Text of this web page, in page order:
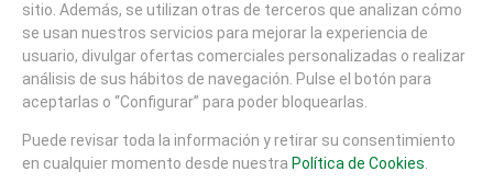
AREAS DE JUEGO
CONJUNTOS MODULARES (207)
CONJUNTOS 1 TORRE (80)
CONJUNTOS 2 TORRES (47)
CONJUNTOS 3 TORRES (46)
sitio. Además, se utilizan otras de terceros que analizan cómo
se usan nuestros servicios para mejorar la experiencia de
usuario, divulgar ofertas comerciales personalizadas o realizar
análisis de sus hábitos de navegación. Pulse el botón para
aceptarlas o “Configurar” para poder bloquearlas.
Puede revisar toda la información y retirar su consentimiento
en cualquier momento desde nuestra Política de Cookies